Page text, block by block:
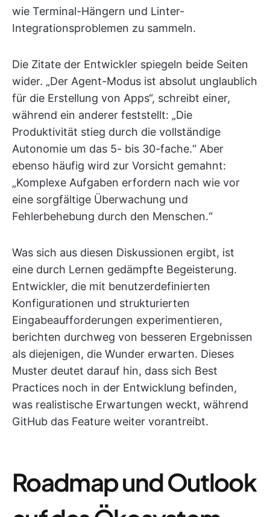
wie Terminal-Hängern und Linter-
Integrationsproblemen zu sammeln.
Die Zitate der Entwickler spiegeln beide Seiten
wider. „Der Agent-Modus ist absolut unglaublich
für die Erstellung von Apps“, schreibt einer,
während ein anderer feststellt: „Die
Produktivität stieg durch die vollständige
Autonomie um das 5- bis 30-fache.“ Aber
ebenso häufig wird zur Vorsicht gemahnt:
„Komplexe Aufgaben erfordern nach wie vor
eine sorgfältige Überwachung und
Fehlerbehebung durch den Menschen.“
Was sich aus diesen Diskussionen ergibt, ist
eine durch Lernen gedämpfte Begeisterung.
Entwickler, die mit benutzerdefinierten
Konfigurationen und strukturierten
Eingabeaufforderungen experimentieren,
berichten durchweg von besseren Ergebnissen
als diejenigen, die Wunder erwarten. Dieses
Muster deutet darauf hin, dass sich Best
Practices noch in der Entwicklung befinden,
was realistische Erwartungen weckt, während
GitHub das Feature weiter vorantreibt.
Roadmap und Outlook